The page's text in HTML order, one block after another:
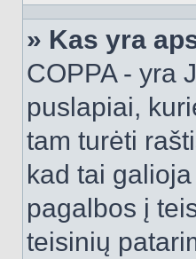
» Kas yra
COPPA - yra
puslapiai,
tam turėti
kad tai
pagalbos į
teisinių